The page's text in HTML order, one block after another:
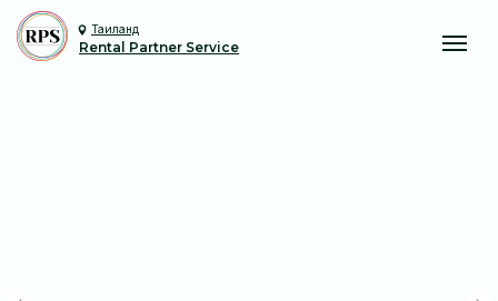
Таиланд
Rental Partner Service